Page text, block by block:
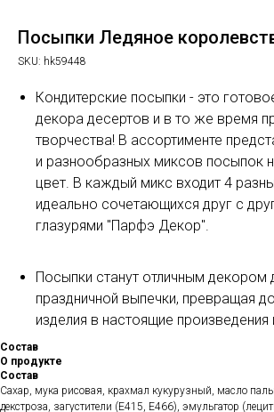
Посыпки Ледяное
SKU: hk59448
Кондитерские посыпки - это
декора десертов и в то же время
творчества! В ассортименте
и разнообразных миксов посыпок
цвет. В каждый микс входит 4
идеально сочетающихся друг с
глазурями "Парфэ Декор".
Посыпки станут отличным декором
праздничной выпечки, превращая
изделия в настоящие произведения
Состав
О продукте
Состав
Сахар, мука рисовая, крахмал кукурузный, масло
декстроза, загустители (Е415, Е466), эмульгатор